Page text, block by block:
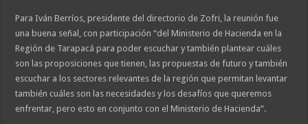
Para Iván Berríos, presidente del directorio de Zofri, la reunión fue
una buena señal, con participación “del Ministerio de Hacienda en la
Región de Tarapacá para poder escuchar y también plantear cuáles
son las proposiciones que tienen, las propuestas de futuro y también
escuchar a los sectores relevantes de la región que permitan levantar
también cuáles son las necesidades y los desafíos que queremos
enfrentar, pero esto en conjunto con el Ministerio de Hacienda”.